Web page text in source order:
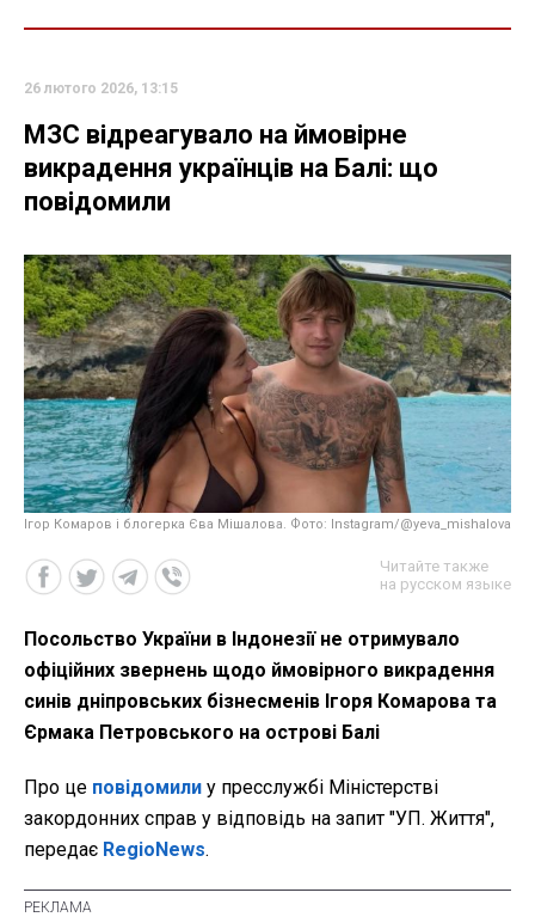
26 лютого 2026, 13:15
МЗС відреагувало на ймовірне
викрадення українців на Балі: що
повідомили
Ігор Комаров і блогерка Єва Мішалова. Фото: Instagram/@yeva_mishalova
Читайте также
на русском языке
Посольство України в Індонезії не отримувало
офіційних звернень щодо ймовірного викрадення
синів дніпровських бізнесменів Ігоря Комарова та
Єрмака Петровського на острові Балі
Про це повідомили у пресслужбі Міністерстві
закордонних справ у відповідь на запит "УП. Життя",
передає RegioNews.